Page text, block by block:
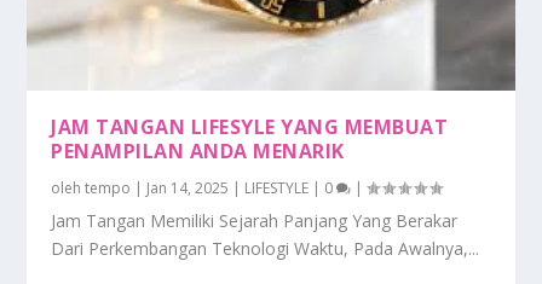
JAM TANGAN LIFESYLE YANG MEMBUAT
PENAMPILAN ANDA MENARIK
olehtempo | Jan 14, 2025 | LIFESTYLE | 0 |
Jam Tangan Memiliki Sejarah Panjang Yang Berakar
Dari Perkembangan Teknologi Waktu, Pada Awalnya,...